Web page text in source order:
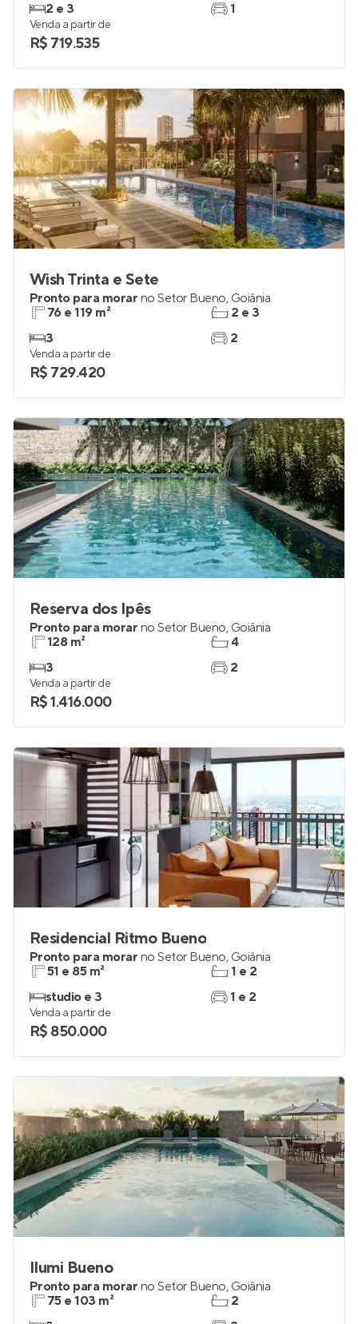
2 e 3
1
Venda a partir de
R$ 719.535
Wish Trinta e Sete
Pronto para morar no Setor Bueno, Goiânia
76 e 119 m²
3
2 e 3
2
Venda a partir de
R$ 729.420
Reserva dos Ipês
Pronto para morar no Setor Bueno, Goiânia
128 m²
3
4
2
Venda a partir de
R$ 1.416.000
Residencial Ritmo Bueno
Pronto para morar no Setor Bueno, Goiânia
51 e 85 m²
studio e 3
1 e 2
1 e 2
Venda a partir de
R$ 850.000
Ilumi Bueno
Pronto para morar no Setor Bueno, Goiânia
75 e 103 m²
2